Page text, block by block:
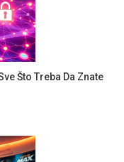
Što Treba Da Znate